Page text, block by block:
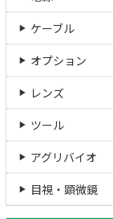
ケーブル
オプション
レンズ
ツール
アグリバイオ
目視・顕微鏡